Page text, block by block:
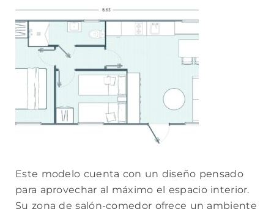
Este modelo cuenta con un diseño pensado
para aprovechar al máximo el espacio interior.
Su zona de salón-comedor ofrece un ambiente